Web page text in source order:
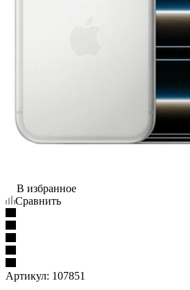
В избранное
Сравнить
Артикул: 107851